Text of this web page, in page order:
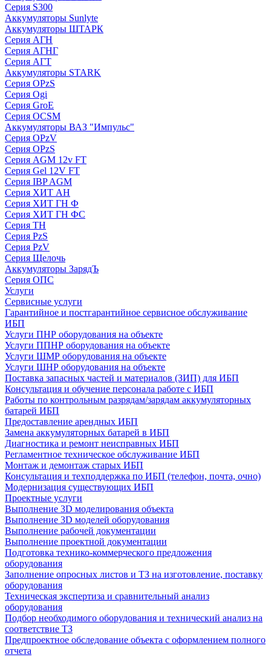
Серия S300
Аккумуляторы Sunlyte
Аккумуляторы ШТАРК
Серия АГН
Серия АГНГ
Серия АГT
Аккумуляторы STARK
Серия OPzS
Серия Ogi
Серия GroE
Серия OCSM
Аккумуляторы ВАЗ "Импульс"
Серия OPzV
Серия OPzS
Серия AGM 12v FT
Серия Gel 12V FT
Серия IBP AGM
Серия ХИТ АН
Серия ХИТ ГН Ф
Серия ХИТ ГН ФС
Серия ТН
Серия PzS
Серия PzV
Серия Щелочь
Аккумуляторы ЗарядЪ
Серия ОПС
Услуги
Сервисные услуги
Гарантийное и постгарантийное сервисное обслуживание
ИБП
Услуги ПНР оборудования на объекте
Услуги ППНР оборудования на объекте
Услуги ШМР оборудования на объекте
Услуги ШНР оборудования на объекте
Поставка запасных частей и материалов (ЗИП) для ИБП
Консультация и обучение персонала работе с ИБП
Работы по контрольным разрядам/зарядам аккумуляторных
батарей ИБП
Предоставление арендных ИБП
Замена аккумуляторных батарей в ИБП
Диагностика и ремонт неисправных ИБП
Регламентное техническое обслуживание ИБП
Монтаж и демонтаж старых ИБП
Консультация и техподдержка по ИБП (телефон, почта, очно)
Модернизация существующих ИБП
Проектные услуги
Выполнение 3D моделирования объекта
Выполнение 3D моделей оборудования
Выполнение рабочей документации
Выполнение проектной документации
Подготовка технико-коммерческого предложения
оборудования
Заполнение опросных листов и ТЗ на изготовление, поставку
оборудования
Техническая экспертиза и сравнительный анализ
оборудования
Подбор необходимого оборудования и технический анализ на
соответствие ТЗ
Предпроектное обследование объекта с оформлением полного
отчета